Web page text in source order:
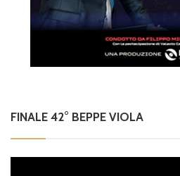
FINALE 42° BEPPE VIOLA
Video